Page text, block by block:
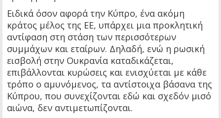
Ειδικά όσον αφορά την Κύπρο, ένα ακόμη
κράτος μέλος της ΕΕ, υπάρχει μια προκλητική
αντίφαση στη στάση των περισσότερων
συμμάχων και εταίρων. Δηλαδή, ενώ η ρωσική
εισβολή στην Ουκρανία καταδικάζεται,
επιβάλλονται κυρώσεις και ενισχύεται με κάθε
τρόπο ο αμυνόμενος, τα αντίστοιχα βάσανα της
Κύπρου, που συνεχίζονται εδώ και σχεδόν μισό
αιώνα, δεν αντιμετωπίζονται.